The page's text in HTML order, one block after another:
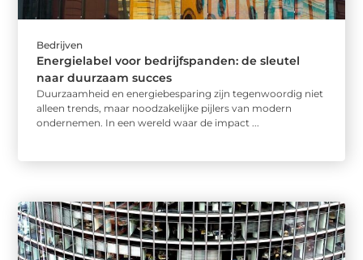
Bedrijven
Energielabel voor bedrijfspanden: de sleutel
naar duurzaam succes
Duurzaamheid en energiebesparing zijn tegenwoordig niet
alleen trends, maar noodzakelijke pijlers van modern
ondernemen. In een wereld waar de impact ...